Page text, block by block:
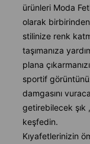
ürünleri Moda
olarak
stilinize renk
taşımanıza
plana
sportif
damgasını
getirebilecek şık
keşfedin.
Kıyafetlerinizin